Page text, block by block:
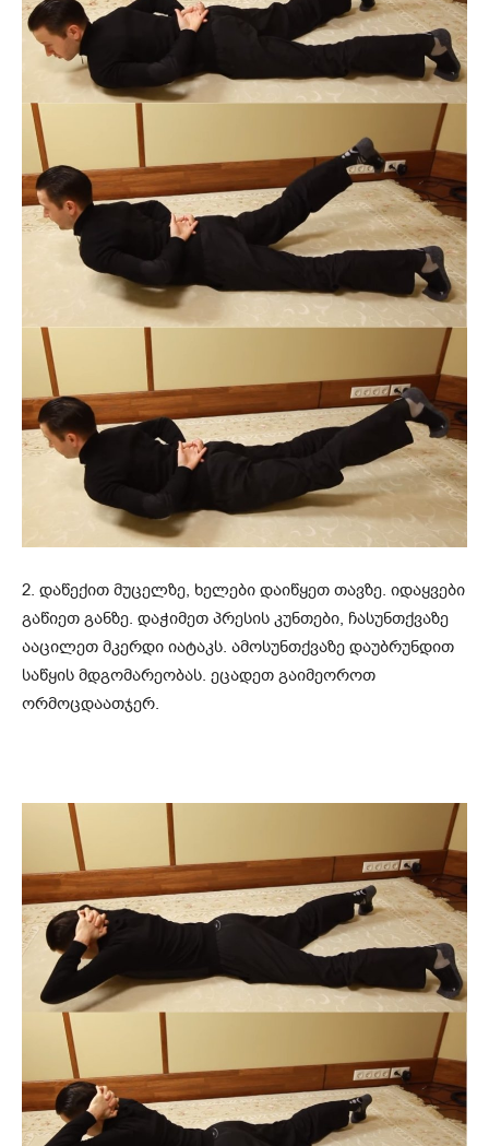
2. დაწექით მუცელზე, ხელები დაიწყეთ თავზე. იდაყვები
გაწიეთ განზე. დაჭიმეთ პრესის კუნთები, ჩასუნთქვაზე
ააცილეთ მკერდი იატაკს. ამოსუნთქვაზე დაუბრუნდით
საწყის მდგომარეობას. ეცადეთ გაიმეოროთ
ორმოცდაათჯერ.